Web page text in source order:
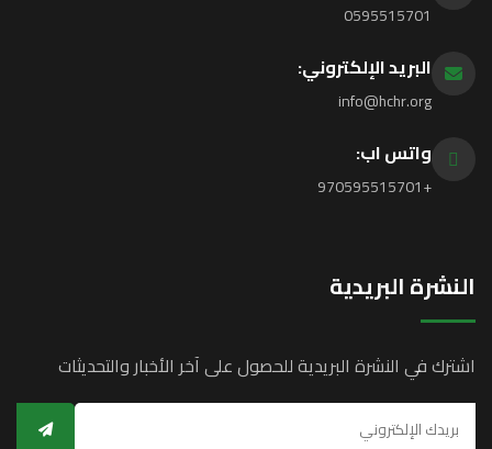
0595515701
البريد الإلكتروني:
info@hchr.org
واتس اب:
+970595515701
النشرة البريدية
اشترك في النشرة البريدية للحصول على آخر الأخبار والتحديثات